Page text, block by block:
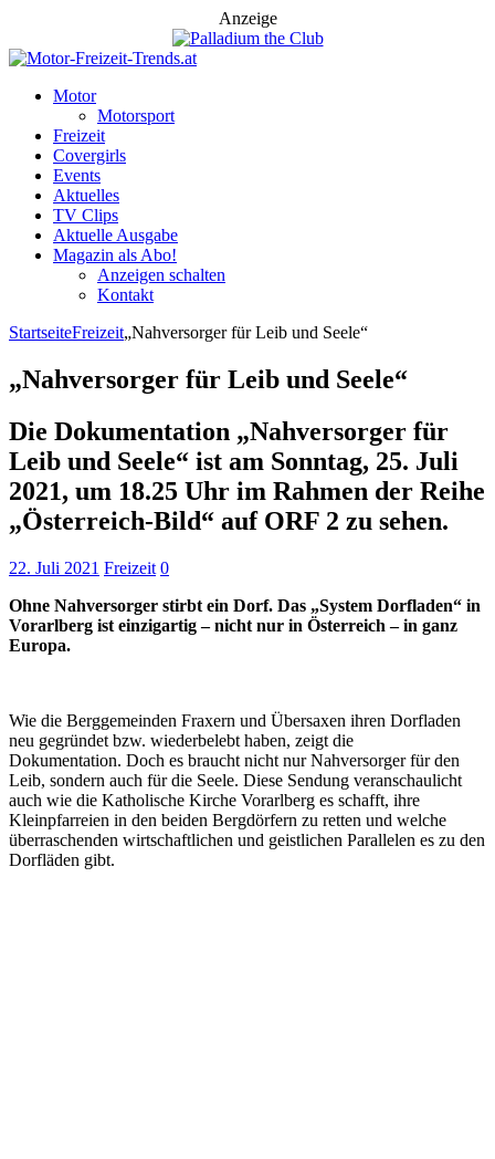
Anzeige
Motor
Motorsport
Freizeit
Covergirls
Events
Aktuelles
TV Clips
Aktuelle Ausgabe
Magazin als Abo!
Anzeigen schalten
Kontakt
StartseiteFreizeit„Nahversorger für Leib und Seele“
„Nahversorger für Leib und Seele“
Die Dokumentation „Nahversorger für
Leib und Seele“ ist am Sonntag, 25. Juli
2021, um 18.25 Uhr im Rahmen der Reihe
„Österreich-Bild“ auf ORF 2 zu sehen.
22. Juli 2021 Freizeit 0
Ohne Nahversorger stirbt ein Dorf. Das „System Dorfladen“ in
Vorarlberg ist einzigartig – nicht nur in Österreich – in ganz
Europa.
Wie die Berggemeinden Fraxern und Übersaxen ihren Dorfladen
neu gegründet bzw. wiederbelebt haben, zeigt die
Dokumentation. Doch es braucht nicht nur Nahversorger für den
Leib, sondern auch für die Seele. Diese Sendung veranschaulicht
auch wie die Katholische Kirche Vorarlberg es schafft, ihre
Kleinpfarreien in den beiden Bergdörfern zu retten und welche
überraschenden wirtschaftlichen und geistlichen Parallelen es zu den
Dorfläden gibt.